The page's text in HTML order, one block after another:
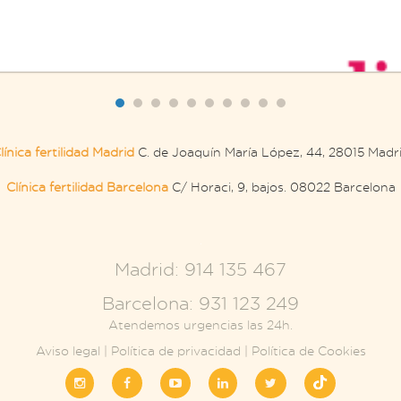
fertilidad MadridC. de Joaquín María López, 44, 28015
Clínica fertilidad BarcelonaC/ Horaci, 9, bajos. 08022 Barcelona
Madrid: 914 135 467
Barcelona: 931 123 249
Atendemos urgencias las 24h.
Aviso legal | Política de privacidad | Política de Cookies